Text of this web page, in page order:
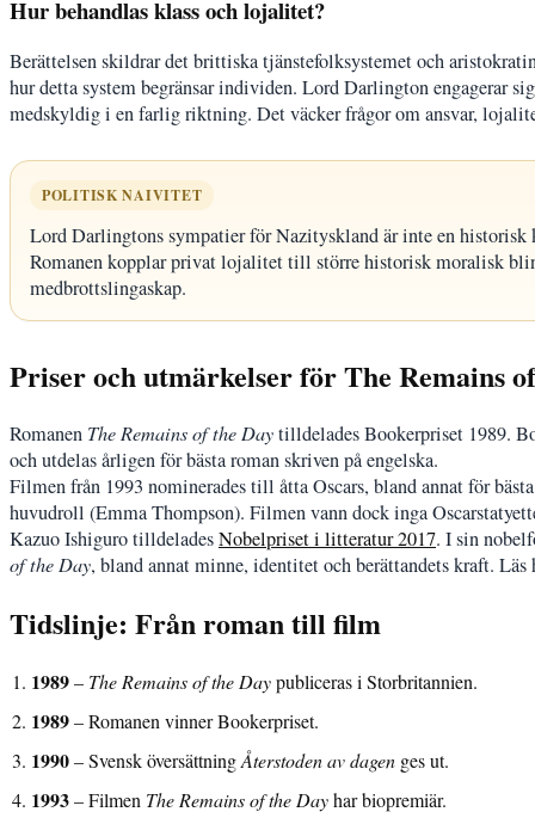
Hur behandlas klass och lojalitet?
Berättelsen skildrar det brittiska tjänstefolksystemet och
hur detta system begränsar individen. Lord Darlington engagerar
medskyldig i en farlig riktning. Det väcker frågor om ansvar,
POLITISK NAIVITET
Lord Darlingtons sympatier för Nazityskland är inte en
Romanen kopplar privat lojalitet till större historisk moralisk
medbrottslingaskap.
Priser och utmärkelser för The Remains
Romanen The Remains of the Daytilldelades Bookerpriset 1989.
och utdelas årligen för bästa roman skriven på engelska.
Filmen från 1993 nominerades till åtta Oscars, bland annat för
huvudroll (Emma Thompson). Filmen vann dock inga
Kazuo Ishiguro tilldeladesNobelpriset i litteratur 2017. I sin
of the Day, bland annat minne, identitet och berättandets kraft.
Tidslinje: Från roman till film
1989– The Remains of the Daypubliceras i Storbritannien.
1989– Romanen vinner Bookerpriset.
1990– Svensk översättningÅterstoden av dagen ges ut.
1993– Filmen The Remains of the Dayhar biopremiär.